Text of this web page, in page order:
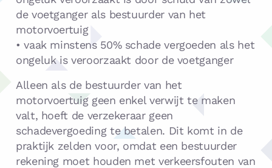
de voetganger als bestuurder van het
motorvoertuig
• vaak minstens 50% schade vergoeden als het
ongeluk is veroorzaakt door de voetganger
Alleen als de bestuurder van het
motorvoertuig geen enkel verwijt te maken
valt, hoeft de verzekeraar geen
schadevergoeding te betalen. Dit komt in de
praktijk zelden voor, omdat een bestuurder
rekening moet houden met verkeersfouten van